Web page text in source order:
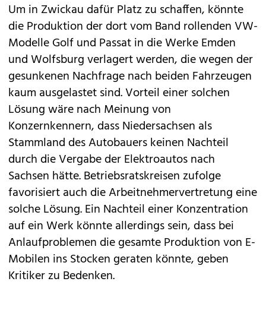
Um in Zwickau dafür Platz zu schaffen, könnte
die Produktion der dort vom Band rollenden VW-
ModelleGolfund Passat in die Werke Emden
und Wolfsburg verlagert werden, die wegen der
gesunkenen Nachfrage nach beiden Fahrzeugen
kaum ausgelastet sind. Vorteil einer solchen
Lösung wäre nach Meinung von
Konzernkennern, dass Niedersachsen als
Stammland des Autobauers keinen Nachteil
durch die Vergabe der Elektroautos nach
Sachsen hätte. Betriebsratskreisen zufolge
favorisiert auch die Arbeitnehmervertretung eine
solche Lösung. Ein Nachteil einer Konzentration
auf ein Werk könnte allerdings sein, dass bei
Anlaufproblemen die gesamte Produktion von E-
Mobilen ins Stocken geraten könnte, geben
Kritiker zu Bedenken.